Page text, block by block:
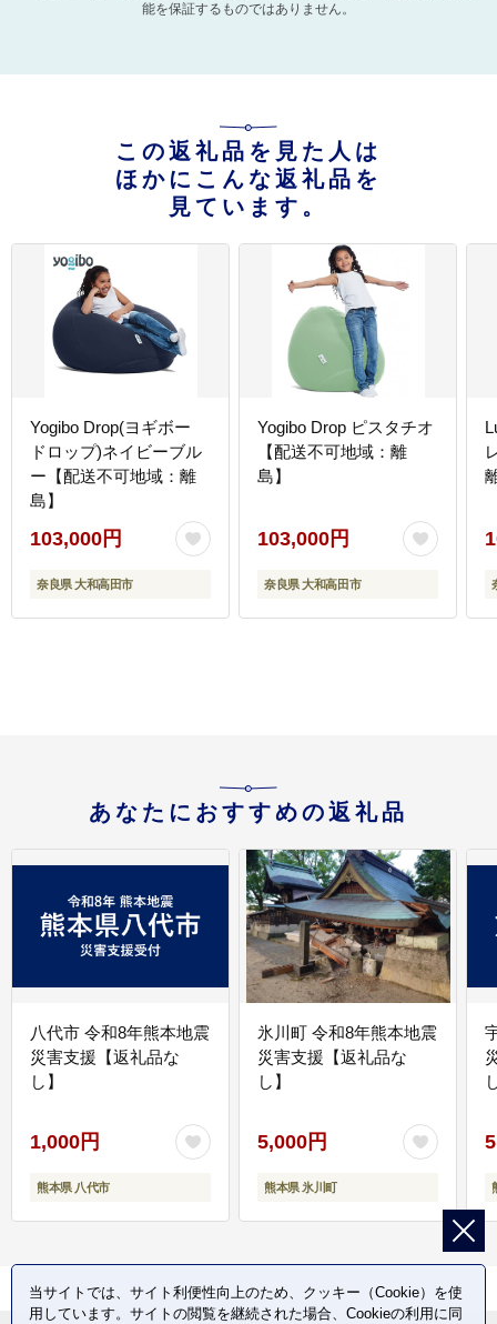
能を保証するものではありません。
この返礼品を見た人は
ほかにこんな返礼品を
見ています。
Yogibo Drop(ヨギボー
ドロップ)ネイビーブル
ー【配送不可地域：離
島】
103,000円
奈良県 大和高田市
Yogibo Drop ピスタチオ
【配送不可地域：離
島】
103,000円
奈良県 大和高田市
あなたにおすすめの返礼品
八代市 令和8年熊本地震
災害支援【返礼品な
し】
1,000円
熊本県 八代市
氷川町 令和8年熊本地震
災害支援【返礼品な
し】
5,000円
熊本県 氷川町
当サイトでは、サイト利便性向上のため、クッキー（Cookie）を使
用しています。サイトの閲覧を継続された場合、Cookieの利用に同